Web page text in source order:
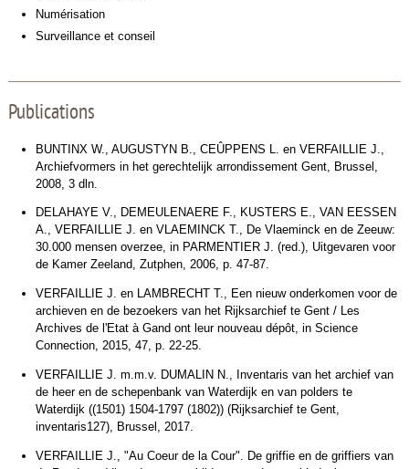
Numérisation
Surveillance et conseil
Publications
BUNTINX W., AUGUSTYN B., CEÛPPENS L. en VERFAILLIE J.,
Archiefvormers in het gerechtelijk arrondissement Gent, Brussel,
2008, 3 dln.
DELAHAYE V., DEMEULENAERE F., KUSTERS E., VAN EESSEN
A., VERFAILLIE J. en VLAEMINCK T., De Vlaeminck en de Zeeuw:
30.000 mensen overzee, in PARMENTIER J. (red.), Uitgevaren voor
de Kamer Zeeland, Zutphen, 2006, p. 47-87.
VERFAILLIE J. en LAMBRECHT T., Een nieuw onderkomen voor de
archieven en de bezoekers van het Rijksarchief te Gent / Les
Archives de l'Etat à Gand ont leur nouveau dépôt, in Science
Connection, 2015, 47, p. 22-25.
VERFAILLIE J. m.m.v. DUMALIN N., Inventaris van het archief van
de heer en de schepenbank van Waterdijk en van polders te
Waterdijk ((1501) 1504-1797 (1802)) (Rijksarchief te Gent,
inventaris127), Brussel, 2017.
VERFAILLIE J., "Au Coeur de la Cour". De griffie en de griffiers van